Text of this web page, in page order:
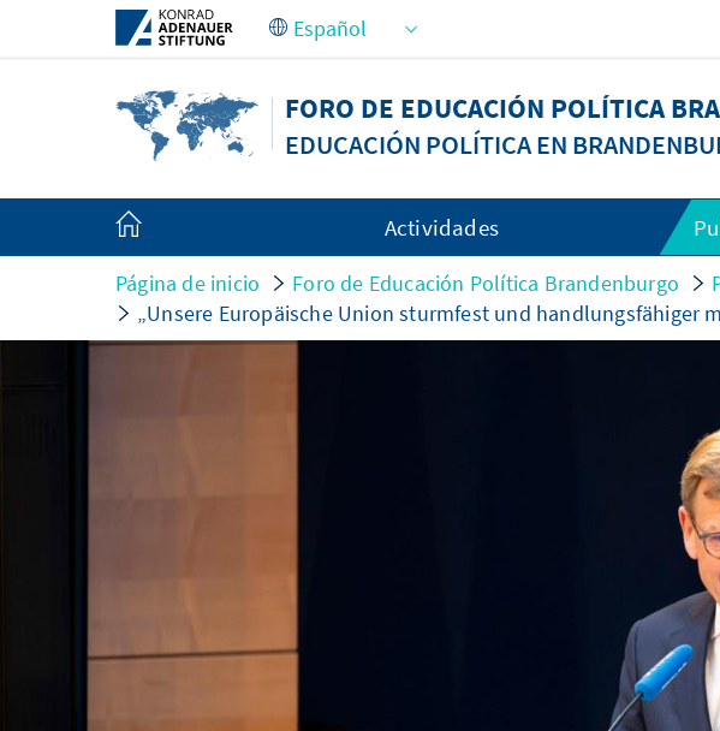
Saltar al contenido principal
FORO DE EDUCACIÓN POLÍTICA
EDUCACIÓN POLÍTICA EN
Actividades
Página de inicio Foro de Educación Política Brandenburgo
„Unsere Europäische Union sturmfest und handlungsfähiger